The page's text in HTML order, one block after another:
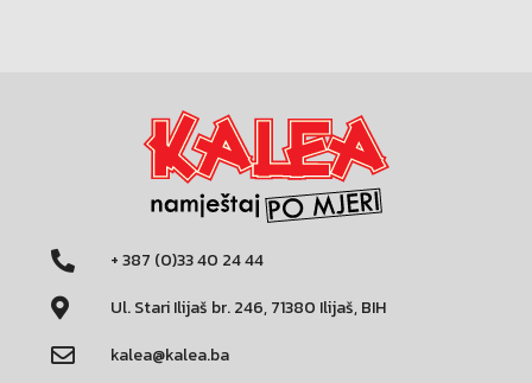
+ 387 (0)33 40 24 44
Ul. Stari Ilijaš br. 246, 71380 Ilijaš, BIH
kalea@kalea.ba